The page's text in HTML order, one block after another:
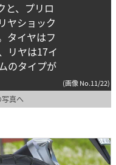
と、プリロ
ヤショック
タイヤはフ
リヤは17イ
のタイプが
(画像 No.11/22)
真へ